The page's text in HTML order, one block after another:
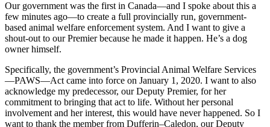
Our government was the first in Canada—and I spoke about this a
few minutes ago—to create a full provincially run, government-
based animal welfare enforcement system. And I want to give a
shout-out to our Premier because he made it happen. He’s a dog
owner himself.
Specifically, the government’s Provincial Animal Welfare Services
—PAWS—Act came into force on January 1, 2020. I want to also
acknowledge my predecessor, our Deputy Premier, for her
commitment to bringing that act to life. Without her personal
involvement and her interest, this would have never happened. So I
want to thank the member from Dufferin–Caledon, our Deputy